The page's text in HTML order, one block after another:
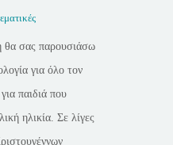
θα σας παρουσιάσω
για όλο τον
παιδιά που
ηλικία. Σε λίγες